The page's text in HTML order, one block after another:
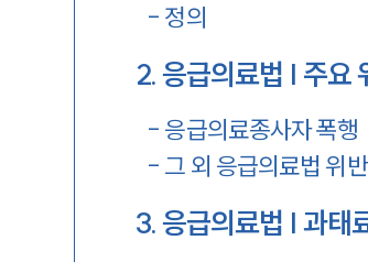
- 정의
2.응급의료법 | 주요
- 응급의료종사자 폭행
- 그 외 응급의료법 위
3.응급의료법 | 과태